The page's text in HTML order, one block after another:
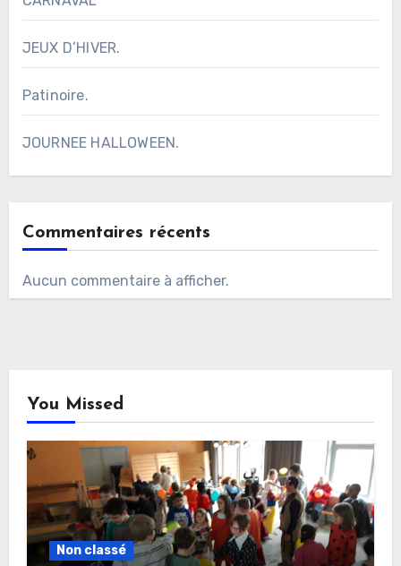
JEUX D’HIVER.
Patinoire.
JOURNEE HALLOWEEN.
Commentaires récents
Aucun commentaire à afficher.
You Missed
Non classé